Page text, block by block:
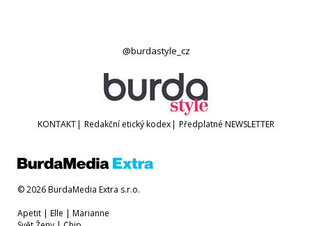
@burdastyle_cz
KONTAKT| Redakční etický kodex| Předplatné NEWSLETTER
© 2026 BurdaMedia Extra s.r.o.
Apetit
Elle
Marianne